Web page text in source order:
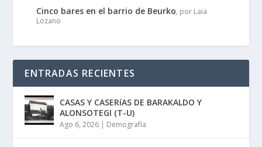
Cinco bares en el barrio de Beurko, por Laia
Lozano
ENTRADAS RECIENTES
CASAS Y CASERíAS DE BARAKALDO Y
ALONSOTEGI (T-U)
Ago 6, 2026 | Demografía